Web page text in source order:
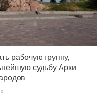
рабочую группу,
судьбу Арки